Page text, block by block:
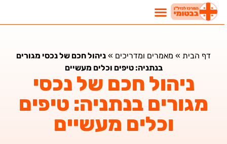
דף הבית»מאמרים ומדריכים»ניהול חכם של נכסי מגורים
בנתניה: טיפים וכלים מעשיים
ניהול חכם של נכסי
מגורים בנתניה: טיפים
וכלים מעשיים